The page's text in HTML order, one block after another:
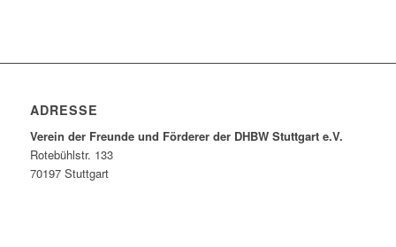
ADRESSE
Verein der Freunde und Förderer der DHBW Stuttgart e.V.
Rotebühlstr. 133
70197 Stuttgart